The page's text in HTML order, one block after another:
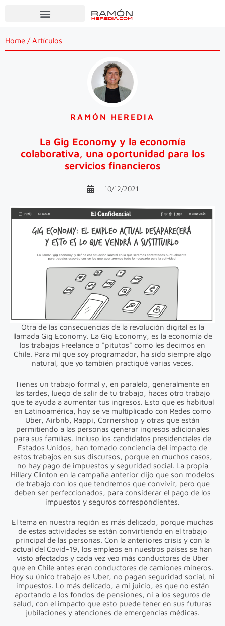
Home / Artículos
RAMÓN HEREDIA
La Gig Economy y la economía
colaborativa, una oportunidad para los
servicios financieros
10/12/2021
Otra de las consecuencias de la revolución digital es la
llamada Gig Economy. La Gig Economy, es la economía de
los trabajos Freelance o “pitutos” como les decimos en
Chile. Para mí que soy programador, ha sido siempre algo
natural, que yo también practiqué varias veces.
Tienes un trabajo formal y, en paralelo, generalmente en
las tardes, luego de salir de tu trabajo, haces otro trabajo
que te ayuda a aumentar tus ingresos. Esto que es habitual
en Latinoamérica, hoy se ve multiplicado con Redes como
Uber, Airbnb, Rappi, Cornershop y otras que están
permitiendo a las personas generar ingresos adicionales
para sus familias. Incluso los candidatos presidenciales de
Estados Unidos, han tomado conciencia del impacto de
estos trabajos en sus discursos, porque en muchos casos,
no hay pago de impuestos y seguridad social. La propia
Hillary Clinton en la campaña anterior dijo que son modelos
de trabajo con los que tendremos que convivir, pero que
deben ser perfeccionados, para considerar el pago de los
impuestos y seguros correspondientes.
El tema en nuestra región es más delicado, porque muchas
de estas actividades se están convirtiendo en el trabajo
principal de las personas. Con la anteriores crisis y con la
actual del Covid-19, los empleos en nuestros países se han
visto afectados y cada vez veo más conductores de Uber
que en Chile antes eran conductores de camiones mineros.
Hoy su único trabajo es Uber, no pagan seguridad social, ni
impuestos. Lo más delicado, a mi juicio, es que no están
aportando a los fondos de pensiones, ni a los seguros de
salud, con el impacto que esto puede tener en sus futuras
jubilaciones y atenciones de emergencias médicas.